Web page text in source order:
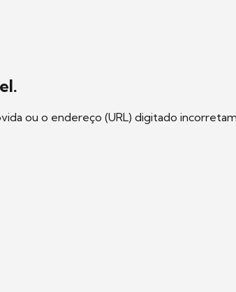
ou o endereço (URL) digitado